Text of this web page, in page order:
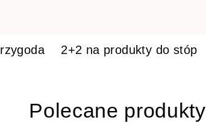
2+2 na produkty do stóp
Polecane produkty